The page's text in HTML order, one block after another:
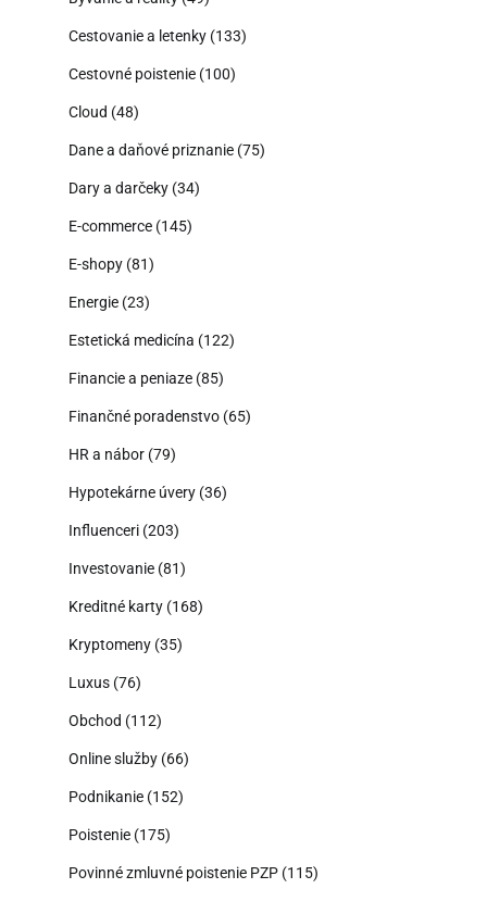
Cestovanie a letenky (133)
Cestovné poistenie (100)
Cloud (48)
Dane a daňové priznanie (75)
Dary a darčeky (34)
E-commerce (145)
E-shopy (81)
Energie (23)
Estetická medicína (122)
Financie a peniaze (85)
Finančné poradenstvo (65)
HR a nábor (79)
Hypotekárne úvery (36)
Influenceri (203)
Investovanie (81)
Kreditné karty (168)
Kryptomeny (35)
Luxus (76)
Obchod (112)
Online služby (66)
Podnikanie (152)
Poistenie (175)
Povinné zmluvné poistenie PZP (115)